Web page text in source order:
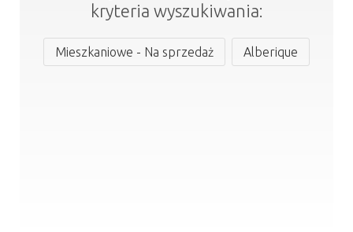
kryteria wyszukiwania:
Mieszkaniowe - Na sprzedaż Alberique